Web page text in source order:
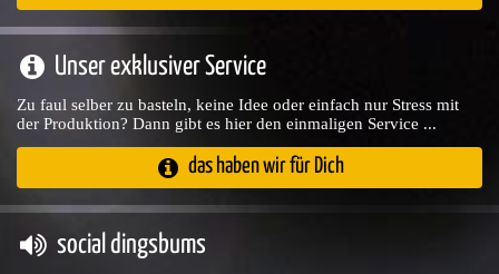
Unser exklusiver Service
Zu faul selber zu basteln, keine Idee oder einfach nur Stress mit
der Produktion? Dann gibt es hier den einmaligen Service ...
das haben wir für Dich
social dingsbums